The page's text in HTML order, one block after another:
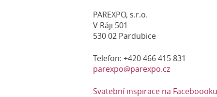
PAREXPO, s.r.o.
V Ráji 501
530 02 Pardubice
Telefon: +420 466 415 831
parexpo@parexpo.cz
Svatební inspirace na Faceboooku